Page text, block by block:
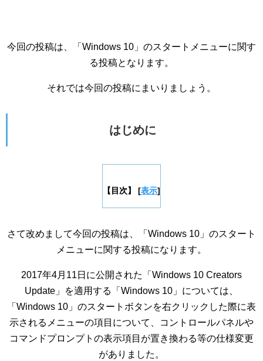
今回の投稿は、「Windows 10」のスタートメニューに関す
る投稿となります。
それでは今回の投稿にまいりましょう。
はじめに
【目次】 [表示]
さて改めまして今回の投稿は、「Windows 10」のスタート
メニューに関する投稿になります。
2017年4月11日に公開された「Windows 10 Creators
Update」を適用する「Windows 10」については、
「Windows 10」のスタートボタンを右クリックした際に表
示されるメニューの項目について、コントロールパネルや
コマンドプロンプトの表示項目が置き換わる等の仕様変更
がありました。